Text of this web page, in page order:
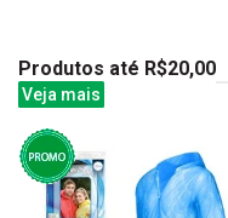
Produtos até R$20,00
Veja mais